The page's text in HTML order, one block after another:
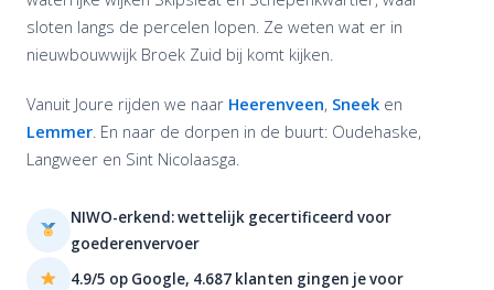
sloten langs de percelen lopen. Ze weten wat er in
nieuwbouwwijk Broek Zuid bij komt kijken.
Vanuit Joure rijden we naar Heerenveen, Sneek en
Lemmer . En naar de dorpen in de buurt: Oudehaske,
Langweer en Sint Nicolaasga.
NIWO-erkend: wettelijk gecertificeerd voor
goederenvervoer
4.9/5 op Google, 4.687 klanten gingen je voor